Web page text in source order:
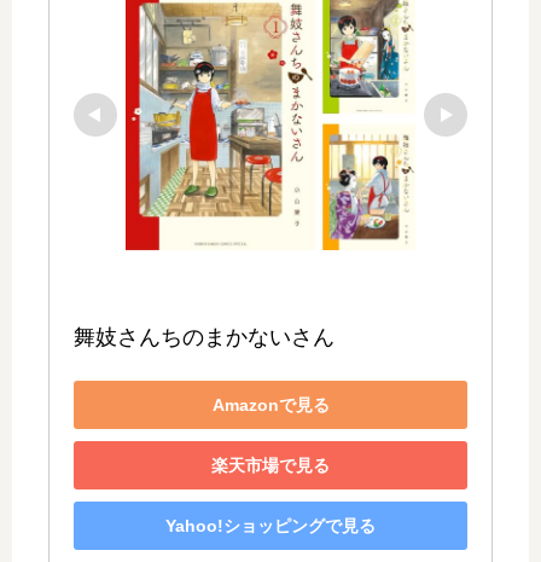
舞妓さんちのまかないさん
Amazonで見る
楽天市場で見る
Yahoo!ショッピングで見る